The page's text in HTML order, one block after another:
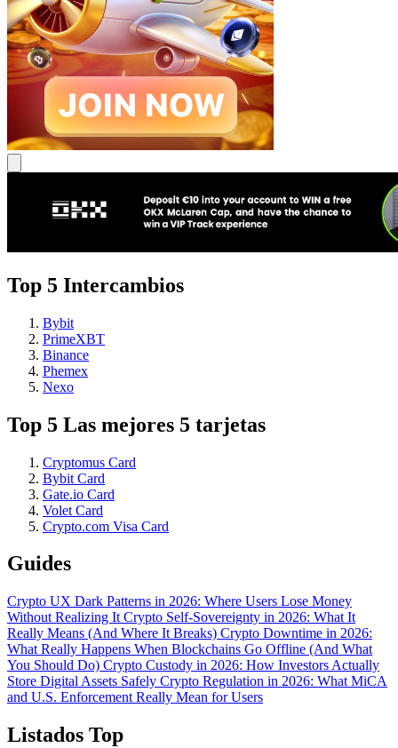
Top 5 Intercambios
Bybit
PrimeXBT
Binance
Phemex
Nexo
Top 5 Las mejores 5 tarjetas
Cryptomus Card
Bybit Card
Gate.io Card
Volet Card
Crypto.com Visa Card
Guides
Crypto UX Dark Patterns in 2026: Where Users Lose Money
Without Realizing It Crypto Self-Sovereignty in 2026: What It
Really Means (And Where It Breaks) Crypto Downtime in 2026:
What Really Happens When Blockchains Go Offline (And What
You Should Do) Crypto Custody in 2026: How Investors Actually
Store Digital Assets Safely Crypto Regulation in 2026: What MiCA
and U.S. Enforcement Really Mean for Users
Listados Top